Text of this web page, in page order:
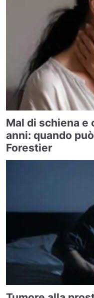
Mal di schiena e
anni: quando
Forestier